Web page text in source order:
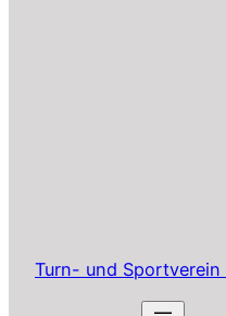
Turn- und Sportverein